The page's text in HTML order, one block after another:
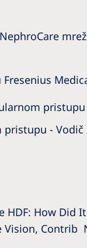
-
HDF: How Did
Contrib